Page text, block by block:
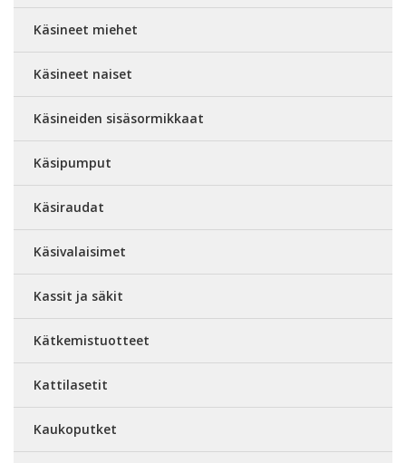
Käsineet miehet
Käsineet naiset
Käsineiden sisäsormikkaat
Käsipumput
Käsiraudat
Käsivalaisimet
Kassit ja säkit
Kätkemistuotteet
Kattilasetit
Kaukoputket